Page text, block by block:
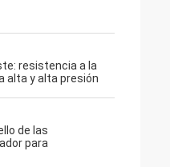
resistencia a la
alta y alta presión
de las
para